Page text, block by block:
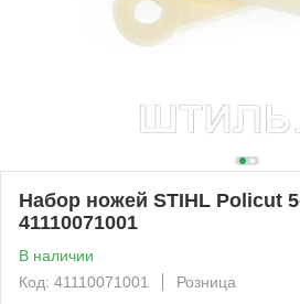
Набор ножей STIHL Policut
41110071001
В наличии
Код: 41110071001
Розница